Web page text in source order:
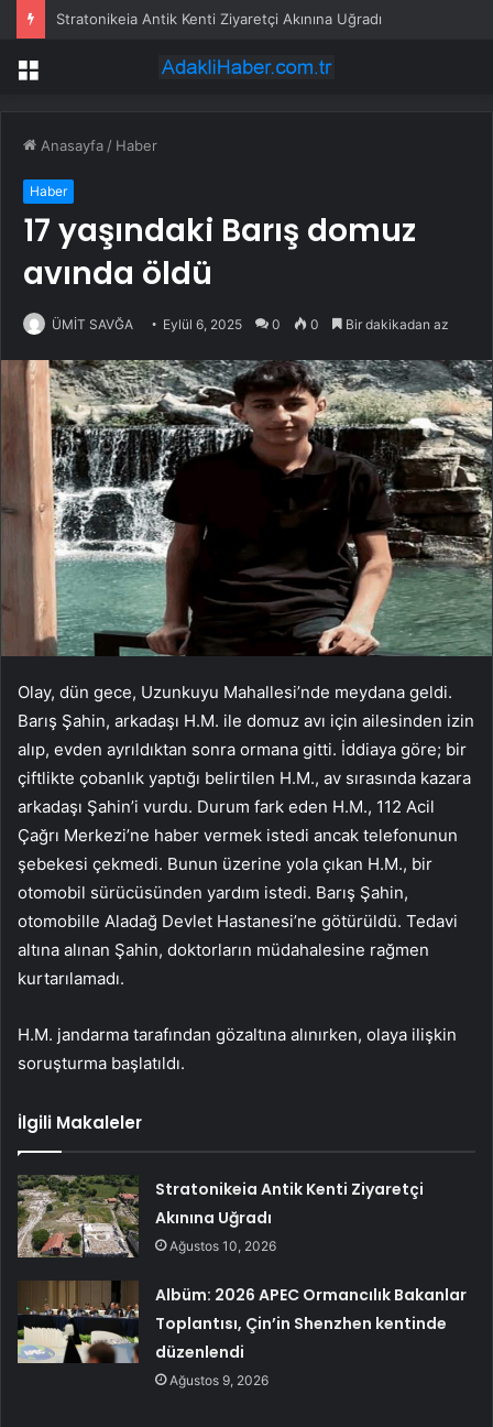
Stratonikeia Antik Kenti Ziyaretçi Akınına Uğradı
Menü
Anasayfa / Haber
Haber
17 yaşındaki Barış domuz
avında öldü
ÜMİT SAVĞA Eylül 6, 2025 0 0 Bir dakikadan az
Olay, dün gece, Uzunkuyu Mahallesi’nde meydana geldi.
Barış Şahin, arkadaşı H.M. ile domuz avı için ailesinden izin
alıp, evden ayrıldıktan sonra ormana gitti. İddiaya göre; bir
çiftlikte çobanlık yaptığı belirtilen H.M., av sırasında kazara
arkadaşı Şahin’i vurdu. Durum fark eden H.M., 112 Acil
Çağrı Merkezi’ne haber vermek istedi ancak telefonunun
şebekesi çekmedi. Bunun üzerine yola çıkan H.M., bir
otomobil sürücüsünden yardım istedi. Barış Şahin,
otomobille Aladağ Devlet Hastanesi’ne götürüldü. Tedavi
altına alınan Şahin, doktorların müdahalesine rağmen
kurtarılamadı.
H.M. jandarma tarafından gözaltına alınırken, olaya ilişkin
soruşturma başlatıldı.
İlgili Makaleler
Stratonikeia Antik Kenti Ziyaretçi
Akınına Uğradı
Ağustos 10, 2026
Albüm: 2026 APEC Ormancılık Bakanlar
Toplantısı, Çin’in Shenzhen kentinde
düzenlendi
Ağustos 9, 2026